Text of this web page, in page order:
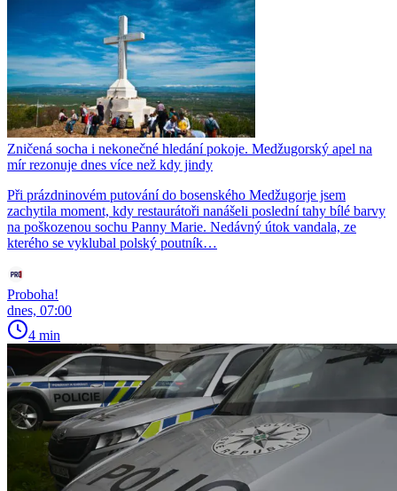
Zničená socha i nekonečné hledání pokoje. Medžugorský apel na
mír rezonuje dnes více než kdy jindy
Při prázdninovém putování do bosenského Medžugorje jsem
zachytila moment, kdy restaurátoři nanášeli poslední tahy bílé barvy
na poškozenou sochu Panny Marie. Nedávný útok vandala, ze
kterého se vyklubal polský poutník…
Proboha!
dnes, 07:00
4 min